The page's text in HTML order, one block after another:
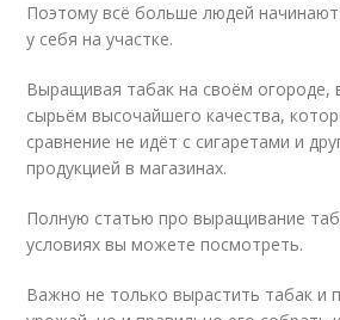
Поэтому всё больше людей
у себя на участке.
Выращивая табак на своём огороде,
сырьём высочайшего качества,
сравнение не идёт с сигаретами и
продукцией в магазинах.
Полную статью про выращивание
условиях вы можете посмотреть.
Важно не только вырастить табак и